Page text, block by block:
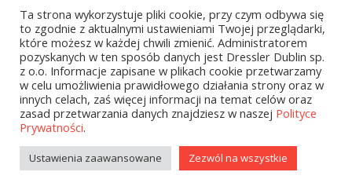
Kategorie
zobacz wszystkie
Kolekcje Biedronka
Kolekcje Biedronka - 16.02.2026
Wielcy Humaniści - 16.02.2026
Ta strona wykorzystuje pliki cookie, przy czym odbywa się
to zgodnie z aktualnymi ustawieniami Twojej przeglądarki,
które możesz w każdej chwili zmienić. Administratorem
pozyskanych w ten sposób danych jest Dressler Dublin sp.
z o.o. Informacje zapisane w plikach cookie przetwarzamy
w celu umożliwienia prawidłowego działania strony oraz w
innych celach, zaś więcej informacji na temat celów oraz
zasad przetwarzania danych znajdziesz w naszej Polityce
Prywatności.
Ustawienia zaawansowane Zezwól na wszystkie